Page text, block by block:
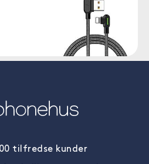
tilfredse kunder